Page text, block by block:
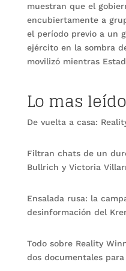
muestran que el
encubiertamente a
el período previo a un
ejército en la sombra
movilizó mientras
Lo mas leído
De vuelta a casa:
Filtran chats de un
Bullrich y Victoria
Ensalada rusa: la
desinformación del
Todo sobre Reality
dos documentales